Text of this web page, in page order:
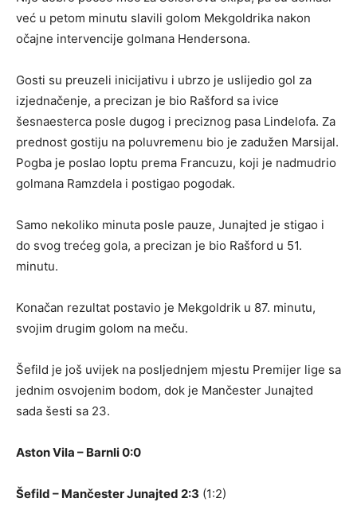
već u petom minutu slavili golom Mekgoldrika nakon
očajne intervencije golmana Hendersona.
Gosti su preuzeli inicijativu i ubrzo je uslijedio gol za
izjednačenje, a precizan je bio Rašford sa ivice
šesnaesterca posle dugog i preciznog pasa Lindelofa. Za
prednost gostiju na poluvremenu bio je zadužen Marsijal.
Pogba je poslao loptu prema Francuzu, koji je nadmudrio
golmana Ramzdela i postigao pogodak.
Samo nekoliko minuta posle pauze, Junajted je stigao i
do svog trećeg gola, a precizan je bio Rašford u 51.
minutu.
Konačan rezultat postavio je Mekgoldrik u 87. minutu,
svojim drugim golom na meču.
Šefild je još uvijek na posljednjem mjestu Premijer lige sa
jednim osvojenim bodom, dok je Mančester Junajted
sada šesti sa 23.
Aston Vila – Barnli 0:0
Šefild – Mančester Junajted 2:3 (1:2)